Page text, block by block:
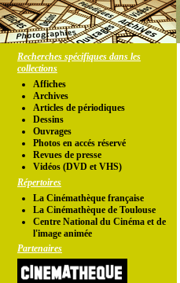
Recherches spécifiques dans les
collections
Affiches
Archives
Articles de périodiques
Dessins
Ouvrages
Photos en accés réservé
Revues de presse
Vidéos (DVD et VHS)
Répertoires
La Cinémathèque française
La Cinémathèque de Toulouse
Centre National du Cinéma et de
l'image animée
Partenaires